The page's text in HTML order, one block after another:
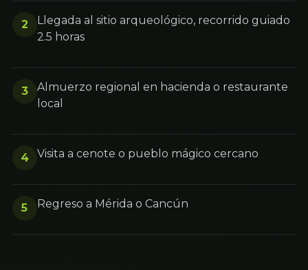
2
Llegada al sitio arqueológico, recorrido guiado
2.5 horas
3
Almuerzo regional en hacienda o restaurante
local
4 Visita a cenote o pueblo mágico cercano
5 Regreso a Mérida o Cancún